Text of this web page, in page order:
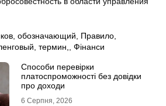
, обозначающий, Правило,
, термин,, Фінанси
Способи перевірки
платоспроможності без довідки
про доходи
6 Серпня, 2026